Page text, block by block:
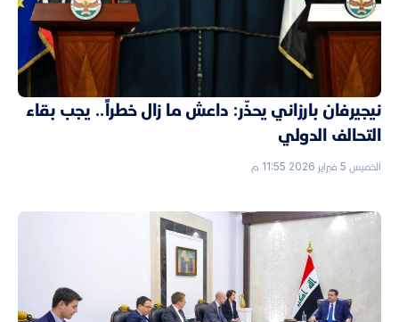
نيجيرفان بارزاني يحذّر: داعش ما زال خطراً.. يجب بقاء
التحالف الدولي
الخميس 5 فبراير 2026 11:55 م